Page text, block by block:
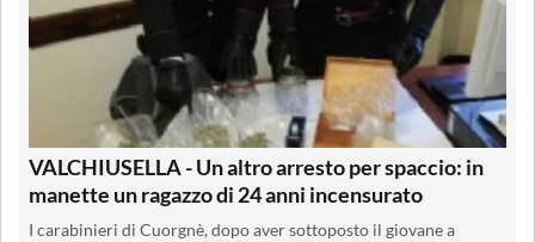
VALCHIUSELLA - Un altro arresto per spaccio: in
manette un ragazzo di 24 anni incensurato
I carabinieri di Cuorgnè, dopo aver sottoposto il giovane a